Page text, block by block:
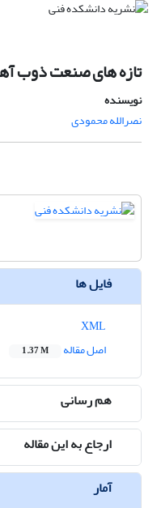
تازه های صنعت ذوب
نویسنده
نصرالله محمودی
فایل ها
اصل مقاله
1.37 M
هم رسانی
ارجاع به این مقاله
آمار